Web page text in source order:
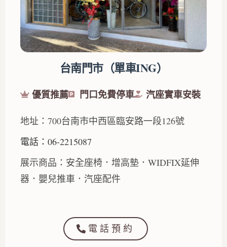
台南門市（單車ING）
優質推薦 門口免費停車 汽座實車安裝
地址：700台南市中西區臨安路一段126號
電話：06-2215087
展示商品：安全座椅．增高墊．WIDFIX延伸
器．嬰兒推車．汽座配件
電話預約